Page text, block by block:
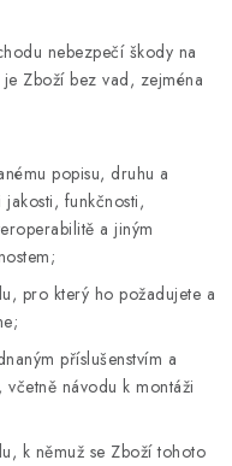
nebezpečí škody na
Zboží bez vad, zejména
popisu, druhu a
funkčnosti,
a jiným
pro který ho požadujete a
příslušenstvím a
včetně návodu k montáži
k němuž se Zboží tohoto